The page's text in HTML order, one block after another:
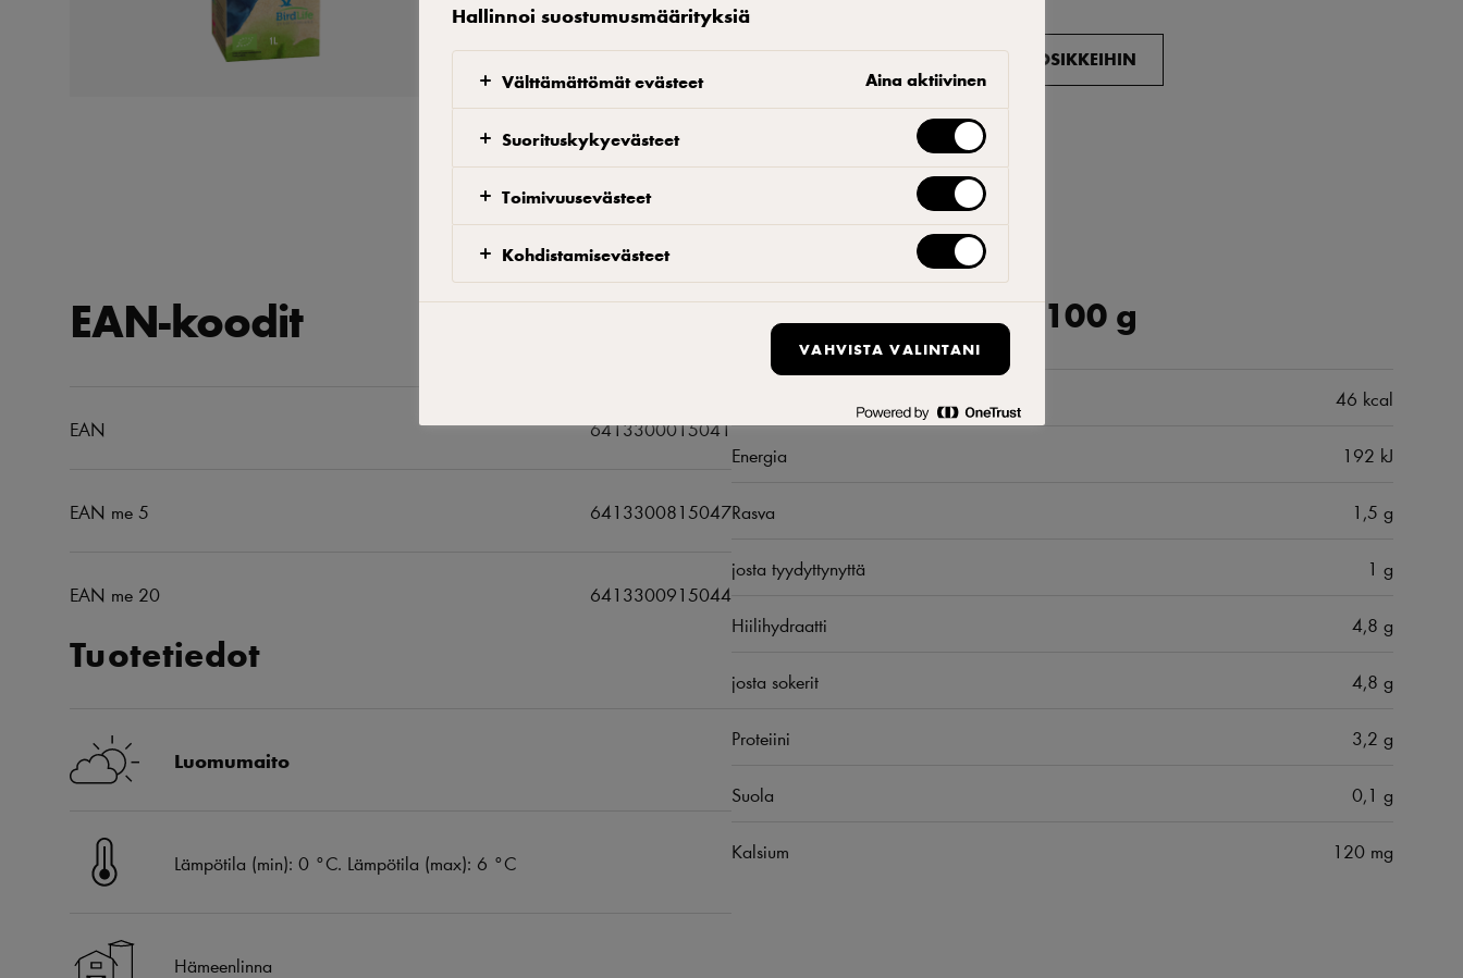
KATSO, MISTÄ VOIT OSTAA TUOTTEEN LISÄÄ SUOSIKKEIHIN
Tuotetiedot
Luomumaito
Lämpötila (min): 0 °C. Lämpötila (max): 6 °C
Hämeenlinna
EAN-koodit
EAN 6413300015041
EAN me 5 6413300815047
EAN me 20 6413300915044
Ravintosisältö per 100 g
46 kcal
Energia 192 kJ
Rasva 1,5 g
josta tyydyttynyttä 1 g
Hiilihydraatti 4,8 g
josta sokerit 4,8 g
Proteiini 3,2 g
Suola 0,1 g
Kalsium 120 mg
Hallinnoi suostumusmäärityksiä
Välttämättömät evästeet Aina aktiivinen
Suorituskykyevästeet
Toimivuusevästeet
Kohdistamisevästeet
VAHVISTA VALINTANI